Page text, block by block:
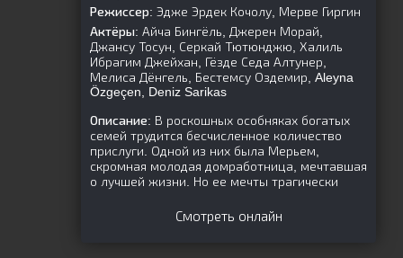
Режиссер: Эдже Эрдек Кочолу, Мерве Гиргин
Актёры: Айча Бингёль, Джерен Морай,
Джансу Тосун, Серкай Тютюнджю, Халиль
Ибрагим Джейхан, Гёзде Седа Алтунер,
Мелиса Дёнгель, Бестемсу Оздемир, Aleyna
Özgeçen, Deniz Sarikas
Описание: В роскошных особняках богатых
семей трудится бесчисленное количество
прислуги. Одной из них была Мерьем,
скромная молодая домработница, мечтавшая
о лучшей жизни. Но ее мечты трагически
Смотреть онлайн